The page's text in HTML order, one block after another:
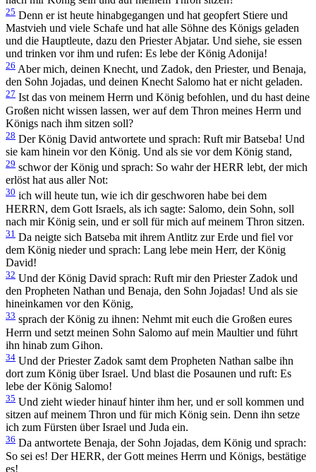
25 Denn er ist heute hinabgegangen und hat geopfert Stiere und
Mastvieh und viele Schafe und hat alle Söhne des Königs geladen
und die Hauptleute, dazu den Priester Abjatar. Und siehe, sie essen
und trinken vor ihm und rufen: Es lebe der König Adonija!
26 Aber mich, deinen Knecht, und Zadok, den Priester, und Benaja,
den Sohn Jojadas, und deinen Knecht Salomo hat er nicht geladen.
27 Ist das von meinem Herrn und König befohlen, und du hast deine
Großen nicht wissen lassen, wer auf dem Thron meines Herrn und
Königs nach ihm sitzen soll?
28 Der König David antwortete und sprach: Ruft mir Batseba! Und
sie kam hinein vor den König. Und als sie vor dem König stand,
29 schwor der König und sprach: So wahr der HERR lebt, der mich
erlöst hat aus aller Not:
30 ich will heute tun, wie ich dir geschworen habe bei dem
HERRN, dem Gott Israels, als ich sagte: Salomo, dein Sohn, soll
nach mir König sein, und er soll für mich auf meinem Thron sitzen.
31 Da neigte sich Batseba mit ihrem Antlitz zur Erde und fiel vor
dem König nieder und sprach: Lang lebe mein Herr, der König
David!
32 Und der König David sprach: Ruft mir den Priester Zadok und
den Propheten Nathan und Benaja, den Sohn Jojadas! Und als sie
hineinkamen vor den König,
33 sprach der König zu ihnen: Nehmt mit euch die Großen eures
Herrn und setzt meinen Sohn Salomo auf mein Maultier und führt
ihn hinab zum Gihon.
34 Und der Priester Zadok samt dem Propheten Nathan salbe ihn
dort zum König über Israel. Und blast die Posaunen und ruft: Es
lebe der König Salomo!
35 Und zieht wieder hinauf hinter ihm her, und er soll kommen und
sitzen auf meinem Thron und für mich König sein. Denn ihn setze
ich zum Fürsten über Israel und Juda ein.
36 Da antwortete Benaja, der Sohn Jojadas, dem König und sprach:
So sei es! Der HERR, der Gott meines Herrn und Königs, bestätige
es!